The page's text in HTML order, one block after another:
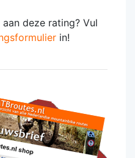
deze rating? Vul
in!